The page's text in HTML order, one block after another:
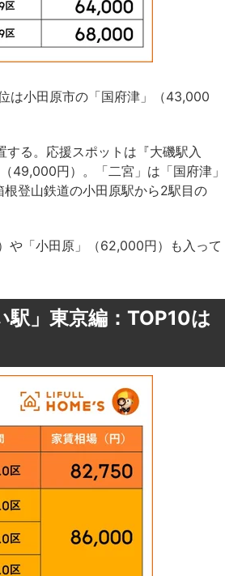
は小田原市の「国府津」（43,000
る。応援スポットは『大磯駅入
49,000円）。「二宮」は「国府津」
登山鉄道の小田原駅から2駅目の
や「小田原」（62,000円）も入って
駅」東京編：TOP10は